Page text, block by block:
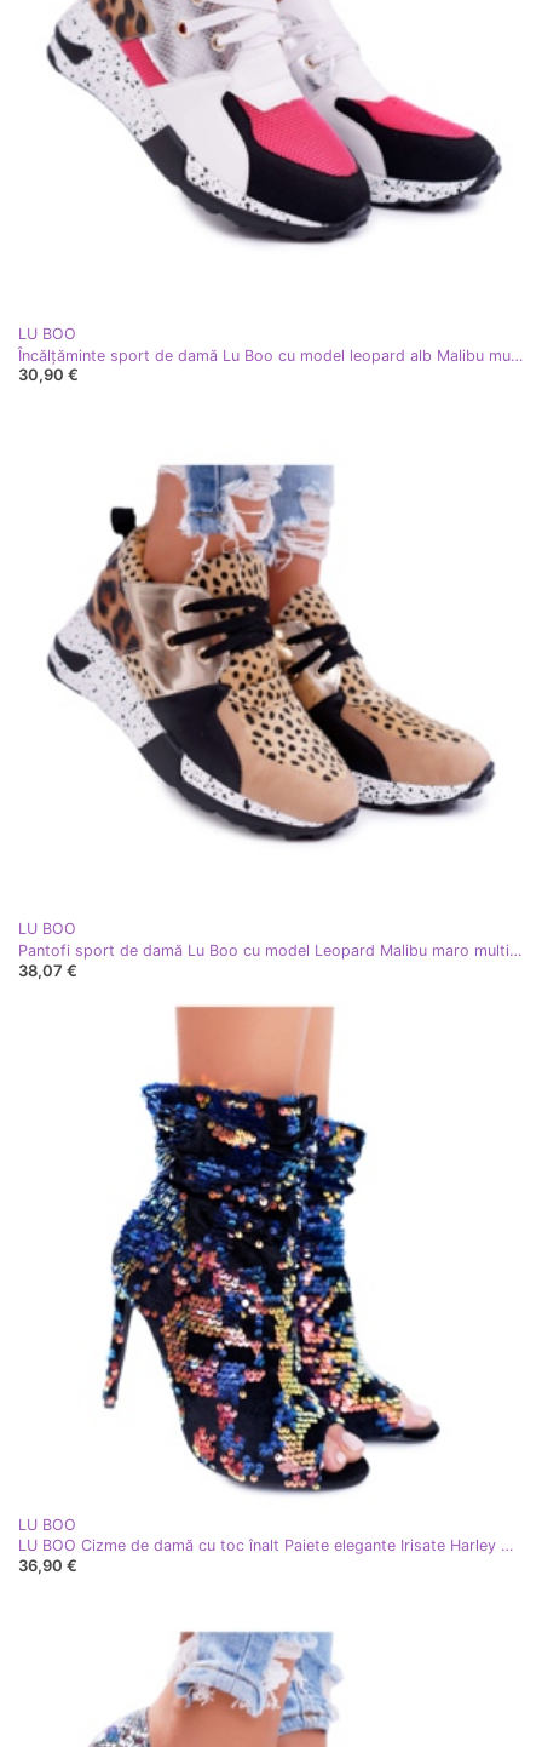
LU BOO
Încălțăminte sport de damă Lu Boo cu model leopard alb Malibu multicolor
30,90 €
LU BOO
Pantofi sport de damă Lu Boo cu model Leopard Malibu maro multicolor
38,07 €
LU BOO
LU BOO Cizme de damă cu toc înalt Paiete elegante Irisate Harley multicolor
36,90 €